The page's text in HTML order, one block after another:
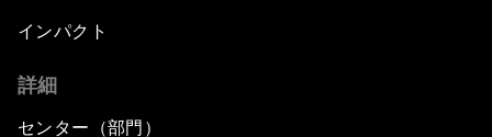
インパクト
詳細
センター（部門）